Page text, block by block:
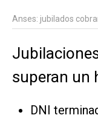
Anses: jubilados
superan un
DNI